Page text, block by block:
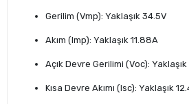
Gerilim (Vmp): Yaklaşık 34.5V
Akım (Imp): Yaklaşık 11.88A
Açık Devre Gerilimi (Voc): Yaklaşık
Kısa Devre Akımı (Isc): Yaklaşık